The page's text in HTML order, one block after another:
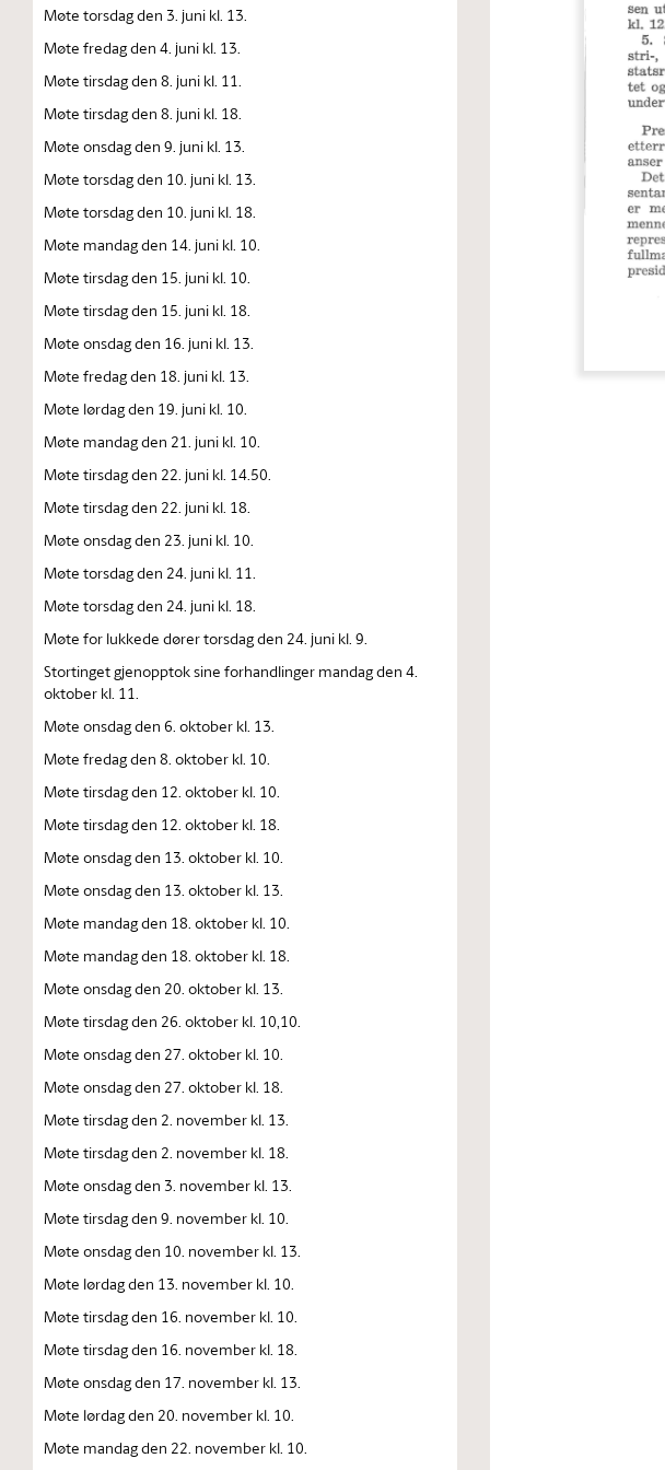
Møte torsdag den 3. juni kl. 13.
Møte fredag den 4. juni kl. 13.
Møte tirsdag den 8. juni kl. 11.
Møte tirsdag den 8. juni kl. 18.
Møte onsdag den 9. juni kl. 13.
Møte torsdag den 10. juni kl. 13.
Møte torsdag den 10. juni kl. 18.
Møte mandag den 14. juni kl. 10.
Møte tirsdag den 15. juni kl. 10.
Møte tirsdag den 15. juni kl. 18.
Møte onsdag den 16. juni kl. 13.
Møte fredag den 18. juni kl. 13.
Møte lørdag den 19. juni kl. 10.
Møte mandag den 21. juni kl. 10.
Møte tirsdag den 22. juni kl. 14.50.
Møte tirsdag den 22. juni kl. 18.
Møte onsdag den 23. juni kl. 10.
Møte torsdag den 24. juni kl. 11.
Møte torsdag den 24. juni kl. 18.
Møte for lukkede dører torsdag den 24. juni kl. 9.
Stortinget gjenopptok sine forhandlinger mandag den 4.
oktober kl. 11.
Møte onsdag den 6. oktober kl. 13.
Møte fredag den 8. oktober kl. 10.
Møte tirsdag den 12. oktober kl. 10.
Møte tirsdag den 12. oktober kl. 18.
Møte onsdag den 13. oktober kl. 10.
Møte onsdag den 13. oktober kl. 13.
Møte mandag den 18. oktober kl. 10.
Møte mandag den 18. oktober kl. 18.
Møte onsdag den 20. oktober kl. 13.
Møte tirsdag den 26. oktober kl. 10,10.
Møte onsdag den 27. oktober kl. 10.
Møte onsdag den 27. oktober kl. 18.
Møte tirsdag den 2. november kl. 13.
Møte tirsdag den 2. november kl. 18.
Møte onsdag den 3. november kl. 13.
Møte tirsdag den 9. november kl. 10.
Møte onsdag den 10. november kl. 13.
Møte lørdag den 13. november kl. 10.
Møte tirsdag den 16. november kl. 10.
Møte tirsdag den 16. november kl. 18.
Møte onsdag den 17. november kl. 13.
Møte lørdag den 20. november kl. 10.
Møte mandag den 22. november kl. 10.